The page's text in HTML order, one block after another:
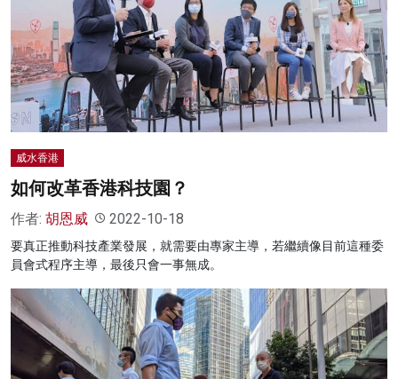
威水香港
如何改革香港科技園？
作者: 胡恩威 2022-10-18
要真正推動科技產業發展，就需要由專家主導，若繼續像目前這種委
員會式程序主導，最後只會一事無成。